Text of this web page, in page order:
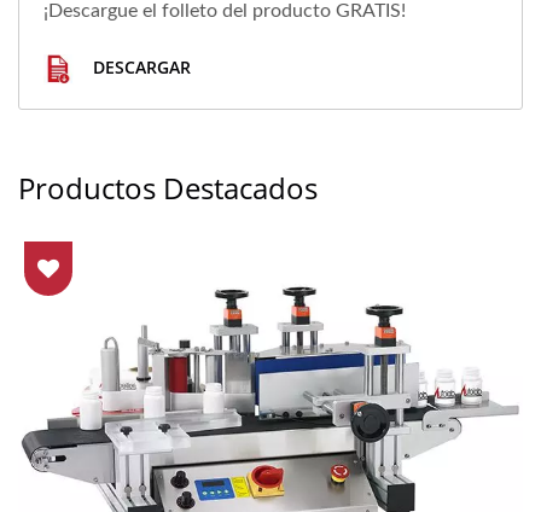
¡Descargue el folleto del producto GRATIS!
DESCARGAR
Productos Destacados